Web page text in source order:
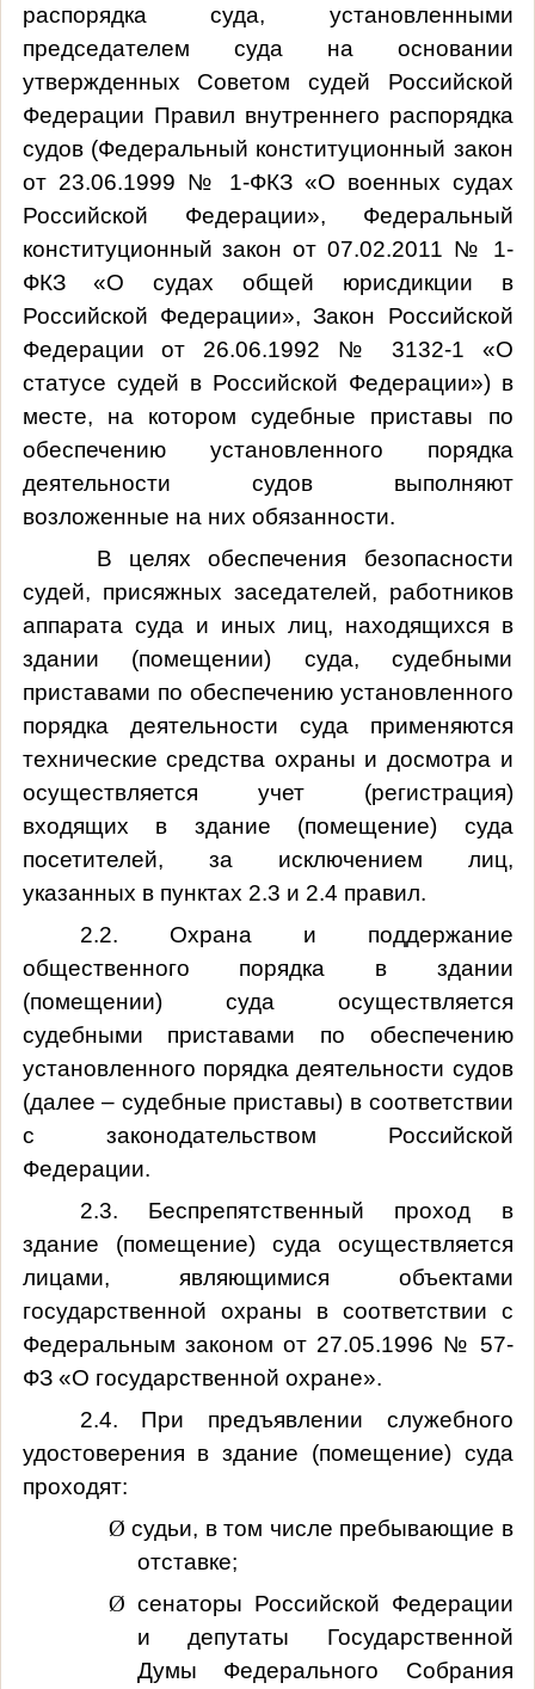
распорядка суда, установленными
председателем суда на основании
утвержденных Советом судей Российской
Федерации Правил внутреннего распорядка
судов (Федеральный конституционный закон
от 23.06.1999 № 1-ФКЗ «О военных судах
Российской Федерации», Федеральный
конституционный закон от 07.02.2011 № 1-
ФКЗ «О судах общей юрисдикции в
Российской Федерации», Закон Российской
Федерации от 26.06.1992 № 3132-1 «О
статусе судей в Российской Федерации») в
месте, на котором судебные приставы по
обеспечению установленного порядка
деятельности судов выполняют
возложенные на них обязанности.
В целях обеспечения безопасности
судей, присяжных заседателей, работников
аппарата суда и иных лиц, находящихся в
здании (помещении) суда, судебными
приставами по обеспечению установленного
порядка деятельности суда применяются
технические средства охраны и досмотра и
осуществляется учет (регистрация)
входящих в здание (помещение) суда
посетителей, за исключением лиц,
указанных в пунктах 2.3 и 2.4 правил.
2.2. Охрана и поддержание
общественного порядка в здании
(помещении) суда осуществляется
судебными приставами по обеспечению
установленного порядка деятельности судов
(далее – судебные приставы) в соответствии
с законодательством Российской
Федерации.
2.3. Беспрепятственный проход в
здание (помещение) суда осуществляется
лицами, являющимися объектами
государственной охраны в соответствии с
Федеральным законом от 27.05.1996 № 57-
ФЗ «О государственной охране».
2.4. При предъявлении служебного
удостоверения в здание (помещение) суда
проходят:
Ø судьи, в том числе пребывающие в
отставке;
Ø сенаторы Российской Федерации
и депутаты Государственной
Думы Федерального Собрания